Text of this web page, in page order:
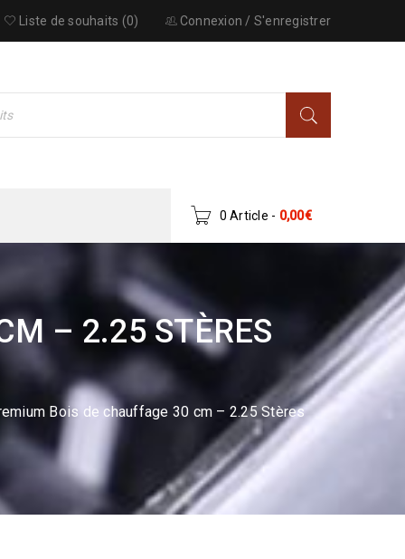
Connexion / S'enregistrer
Liste de souhaits (0)
0 Article - 0,00€
– 2.25 STÈRES
Bois de chauffage 30 cm – 2.25 Stères